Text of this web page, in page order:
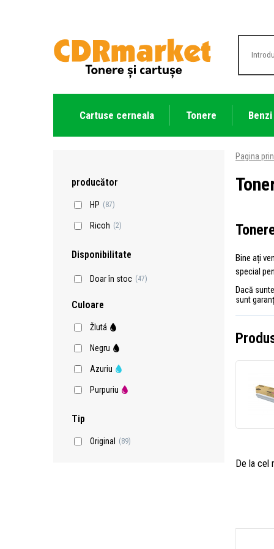
Cartuse cerneala Tonere
producător
HP (87)
Ricoh (2)
Disponibilitate
Doar în stoc (47)
Culoare
Žlutá
Negru
Azuriu
Purpuriu
Tip
Original (89)
Pagina
Bine ați
special
Dacă
sunt
De la cel